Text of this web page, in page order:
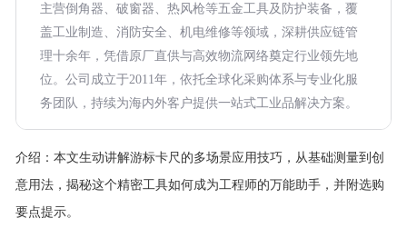
主营倒角器、破窗器、热风枪等五金工具及防护装备，覆
盖工业制造、消防安全、机电维修等领域，深耕供应链管
理十余年，凭借原厂直供与高效物流网络奠定行业领先地
位。公司成立于2011年，依托全球化采购体系与专业化服
务团队，持续为海内外客户提供一站式工业品解决方案。
介绍： 本文生动讲解游标卡尺的多场景应用技巧，从基础测量到创
意用法，揭秘这个精密工具如何成为工程师的万能助手，并附选购
要点提示。